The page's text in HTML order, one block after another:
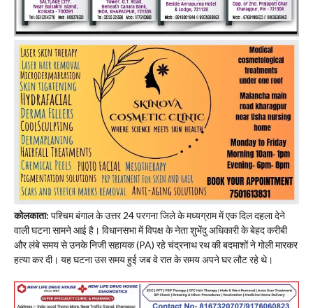
​कोलकाता: पश्चिम बंगाल के उत्तर 24 परगना जिले के मध्यग्राम में एक दिल दहला देने
वाली घटना सामने आई है। विधानसभा में विपक्ष के नेता शुभेंदु अधिकारी के बेहद करीबी
और लंबे समय से उनके निजी सहायक (PA) रहे चंद्रनाथ रथ की बदमाशों ने गोली मारकर
हत्या कर दी। यह घटना उस समय हुई जब वे रात के समय अपने घर लौट रहे थे।